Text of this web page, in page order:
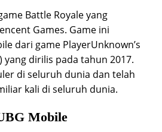
Battle Royale yang
Games. Game ini
dari game PlayerUnknown’s
yang dirilis pada tahun 2017.
di seluruh dunia dan telah
kali di seluruh dunia.
Mobile